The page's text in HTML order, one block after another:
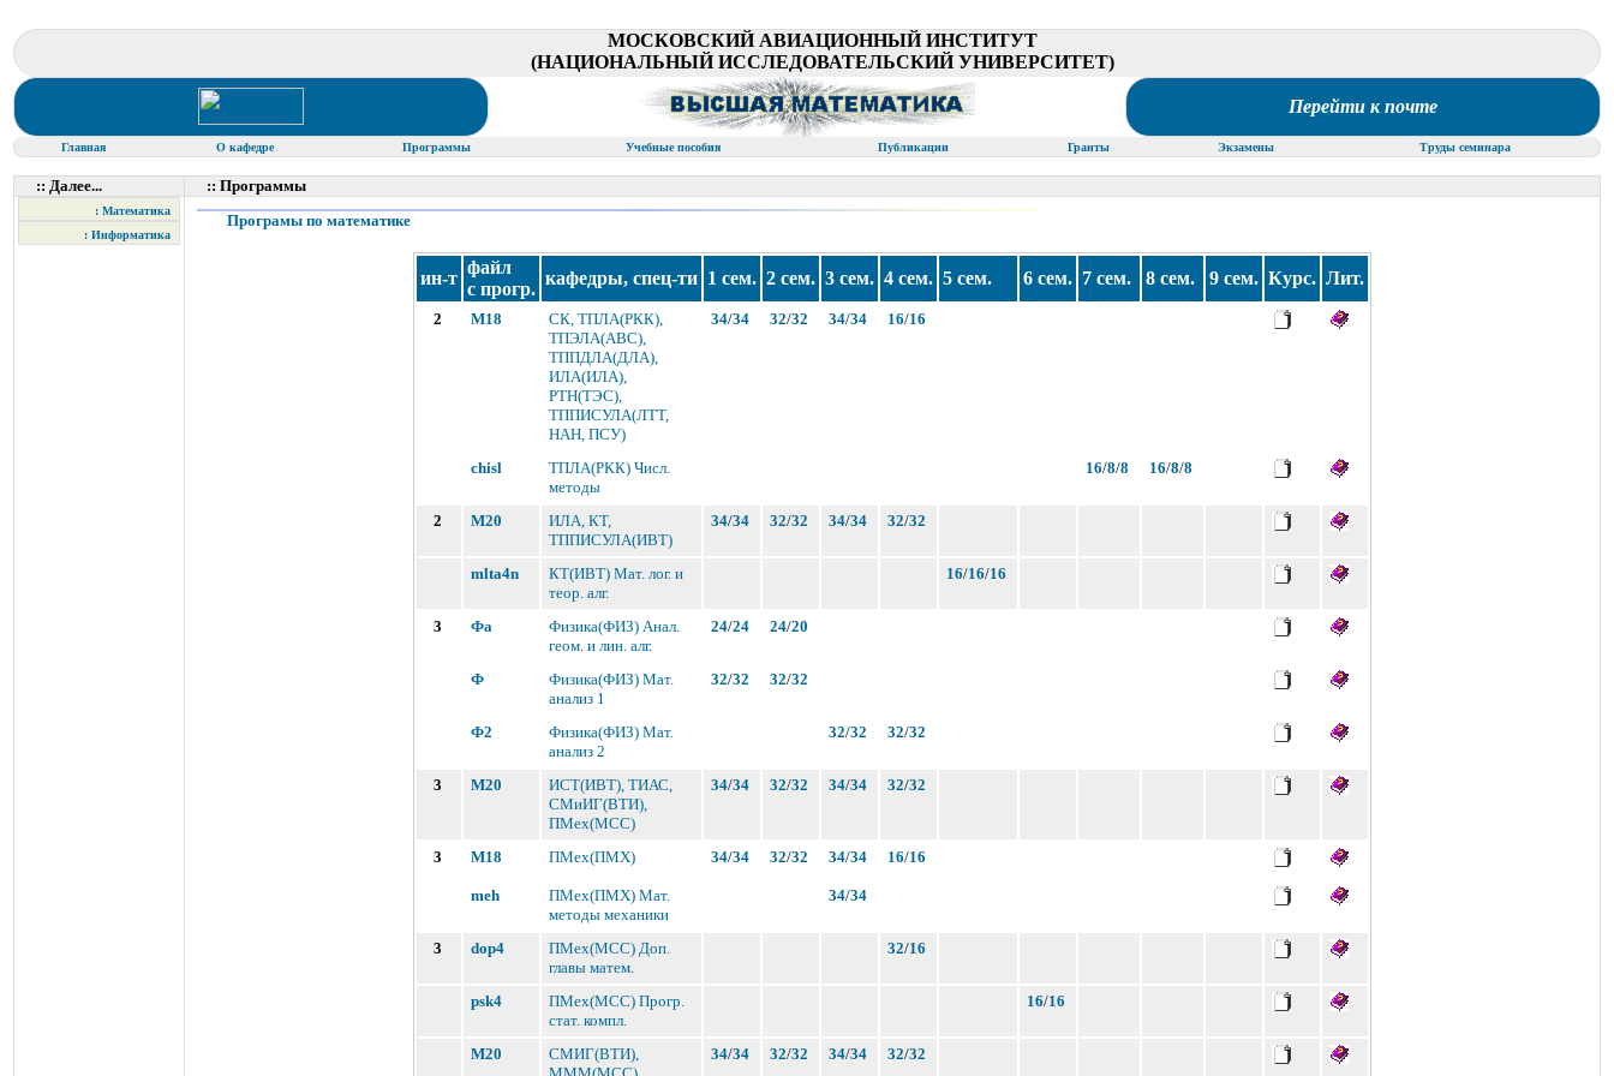
МОСКОВСКИЙ АВИАЦИОННЫЙ ИНСТИТУТ
(НАЦИОНАЛЬНЫЙ ИССЛЕДОВАТЕЛЬСКИЙ УНИВЕРСИТЕТ)
Перейти к почте
Главная О кафедре Программы Учебные пособия Публикации Гранты Экзамены Труды семинара
:: Далее... :: Программы
: Математика
: Информатика
Програмы по математике
ин-т
файл
с прогр.
кафедры, спец-ти 1 сем. 2 сем. 3 сем. 4 сем. 5 сем. 6 сем. 7 сем. 8 сем. 9 сем. Курс. Лит.
2 M18
СК, ТПЛА(РКК),
ТПЭЛА(АВС),
ТППДЛА(ДЛА),
ИЛА(ИЛА),
РТН(ТЭС),
ТППИСУЛА(ЛТТ,
НАН, ПСУ)
34/34 32/32 34/34 16/16
chisl
ТПЛА(РКК) Числ.
методы
16/8/8 16/8/8
2 M20
ИЛА, КТ,
ТППИСУЛА(ИВТ)
34/34 32/32 34/34 32/32
mlta4n
КТ(ИВТ) Мат. лог. и
теор. алг.
16/16/16
3 Фа
Физика(ФИЗ) Анал.
геом. и лин. алг.
24/24 24/20
Ф
Физика(ФИЗ) Мат.
анализ 1
32/32 32/32
Ф2
Физика(ФИЗ) Мат.
анализ 2
32/32 32/32
3 M20
ИСТ(ИВТ), ТИАС,
СМиИГ(ВТИ),
ПМех(МСС)
34/34 32/32 34/34 32/32
3 M18 ПМех(ПМХ) 34/34 32/32 34/34 16/16
meh
ПМех(ПМХ) Мат.
методы механики
34/34
3 dop4
ПМех(МСС) Доп.
главы матем.
32/16
psk4
ПМех(МСС) Прогр.
стат. компл.
16/16
M20
СМИГ(ВТИ),
34/34 32/32 34/34 32/32